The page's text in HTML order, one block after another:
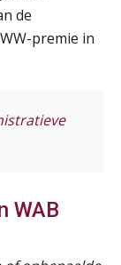
de
premie in
WAB